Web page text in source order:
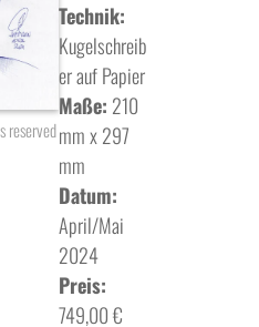
reserved
Technik:
Kugelschreib
er auf Papier
Maße: 210
mm x 297
mm
Datum:
April/Mai
2024
Preis:
749,00 €